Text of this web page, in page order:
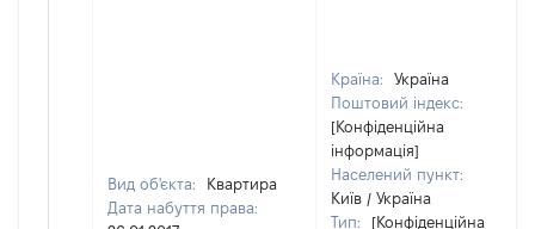
Вид об'єкта:
Квартира
Дата набуття права:
Країна:
Україна
Поштовий індекс:
[Конфіденційна
інформація]
Населений пункт:
Київ / Україна
Тип:
[Конфіденційна